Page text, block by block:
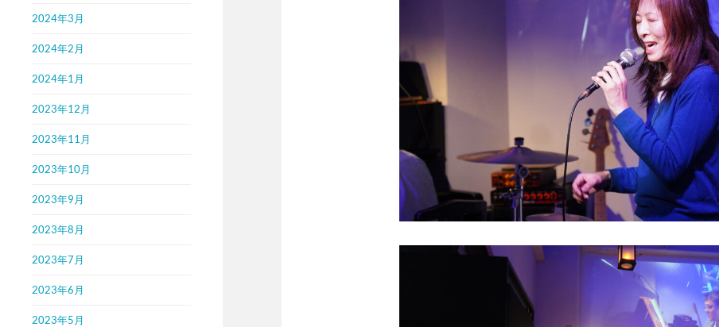
2024年3月
2024年2月
2024年1月
2023年12月
2023年11月
2023年10月
2023年9月
2023年8月
2023年7月
2023年6月
2023年5月